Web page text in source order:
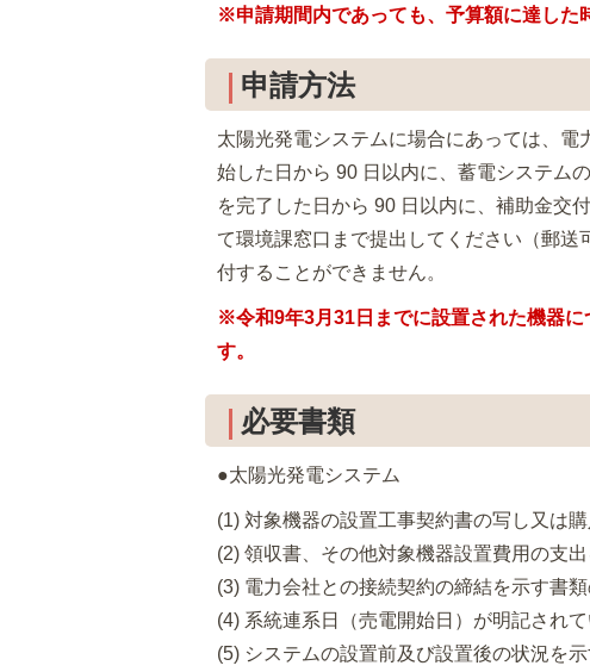
※申請期間内であっても、予算額に達した
申請方法
太陽光発電システムに場合にあっては、
始した日から 90 日以内に、蓄電システム
を完了した日から 90 日以内に、補助金交
て環境課窓口まで提出してください（郵
付することができません。
※令和9年3月31日までに設置された機器
す。
必要書類
●太陽光発電システム
(1) 対象機器の設置工事契約書の写し又は
(2) 領収書、その他対象機器設置費用の支
(3) 電力会社との接続契約の締結を示す書
(4) 系統連系日（売電開始日）が明記され
(5) システムの設置前及び設置後の状況を